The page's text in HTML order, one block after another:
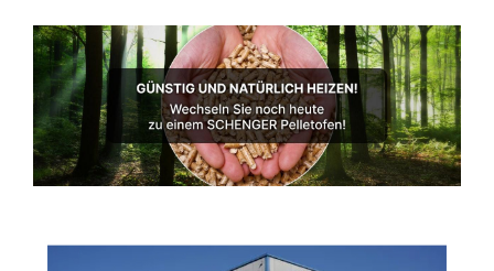
WARENKORB
PRODUCTS
SEARCH